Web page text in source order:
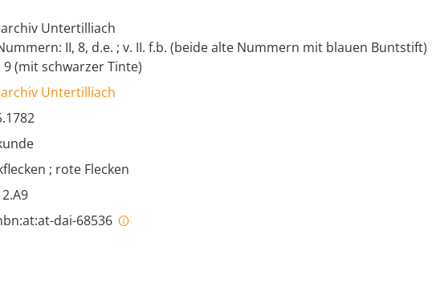
Untertilliach
II, 8, d.e. ; v. II. f.b. (beide alte Nummern mit blauen Buntstift)
9 (mit schwarzer Tinte)
Untertilliach
; rote Flecken
dai-68536